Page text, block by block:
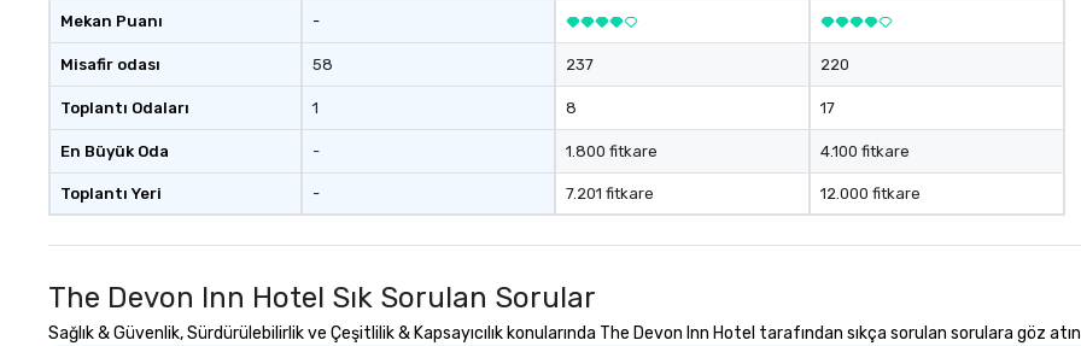
Mekan Puanı
Misafir odası
Toplantı Odaları
En Büyük Oda
Toplantı Yeri
-
58
1
-
-
237
8
1.800 fitkare
7.201 fitkare
220
17
4.100 fitkare
12.000 fitkare
The Devon Inn Hotel Sık Sorulan Sorular
Sağlık & Güvenlik, Sürdürülebilirlik ve Çeşitlilik & Kapsayıcılık konularında The Devon Inn Hotel tarafından sıkça sorulan sorulara göz atın